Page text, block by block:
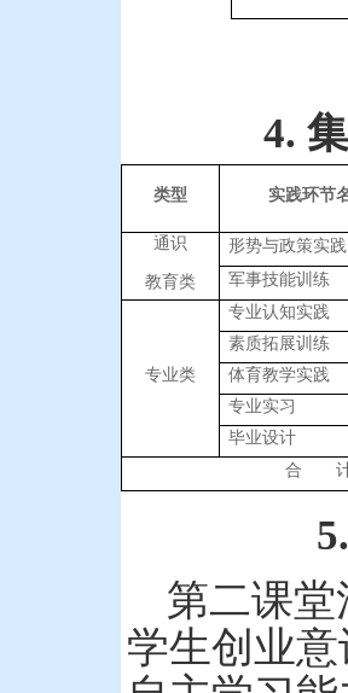
4.
类型 实践环节
通识
教育类
形势与政策实践
军事技能训练
专业类
专业认知实践
素质拓展训练
体育教学实践
专业实习
毕业设计
合
第二课
学生创业